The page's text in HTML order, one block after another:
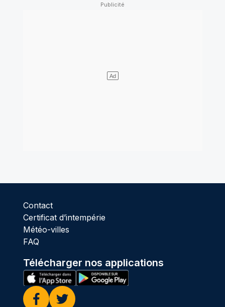
Contact
Certificat d’intempérie
Météo-villes
FAQ
Télécharger nos applications